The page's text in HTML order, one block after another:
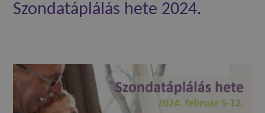
Szondatáplálás hete 2024.